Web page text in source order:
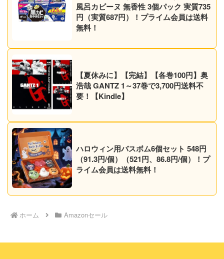
風呂カビーヌ 無香性 3個パック 実質735
円（実質687円）！プライム会員は送料
無料！
【夏休みに】【完結】【各巻100円】奥
浩哉 GANTZ 1～37巻で3,700円送料不
要！【Kindle】
ハロウィン用バスボム6個セット 548円
（91.3円/個）（521円、86.8円/個）！プ
ライム会員は送料無料！
ホーム Amazonセール